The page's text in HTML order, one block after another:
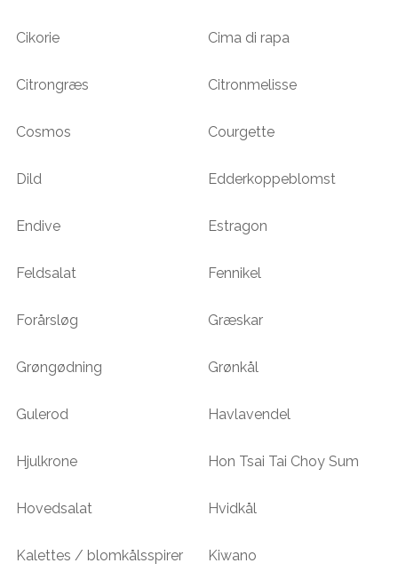
Cikorie Cima di rapa
Citrongræs Citronmelisse
Cosmos Courgette
Dild Edderkoppeblomst
Endive Estragon
Feldsalat Fennikel
Forårsløg Græskar
Grøngødning Grønkål
Gulerod Havlavendel
Hjulkrone Hon Tsai Tai Choy Sum
Hovedsalat Hvidkål
Kalettes / blomkålsspirer Kiwano